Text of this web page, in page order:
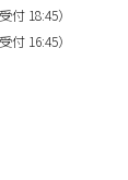
付 18:45）
付 16:45）